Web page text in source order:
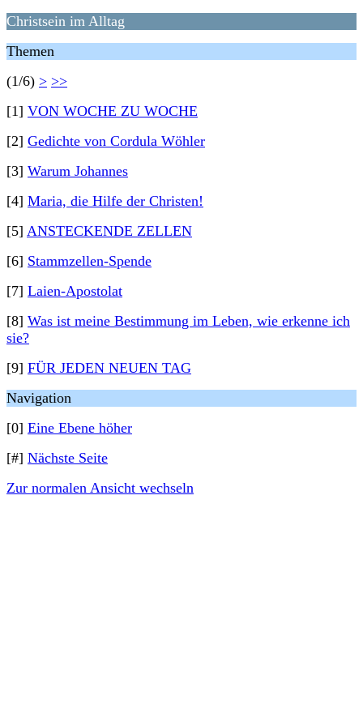
Christsein im Alltag
Themen
(1/6) > >>
[1] VON WOCHE ZU WOCHE
[2] Gedichte von Cordula Wöhler
[3] Warum Johannes
[4] Maria, die Hilfe der Christen!
[5] ANSTECKENDE ZELLEN
[6] Stammzellen-Spende
[7] Laien-Apostolat
[8] Was ist meine Bestimmung im Leben, wie erkenne ich
sie?
[9] FÜR JEDEN NEUEN TAG
Navigation
[0] Eine Ebene höher
[#] Nächste Seite
Zur normalen Ansicht wechseln